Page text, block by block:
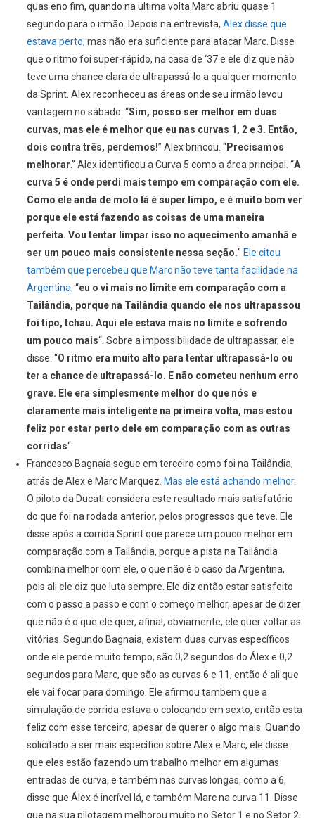
quas eno fim, quando na ultima volta Marc abriu quase 1
segundo para o irmão. Depois na entrevista, Alex disse que
estava perto, mas não era suficiente para atacar Marc. Disse
que o ritmo foi super-rápido, na casa de ‘37 e ele diz que não
teve uma chance clara de ultrapassá-lo a qualquer momento
da Sprint. Alex reconheceu as áreas onde seu irmão levou
vantagem no sábado: “Sim, posso ser melhor em duas
curvas, mas ele é melhor que eu nas curvas 1, 2 e 3. Então,
dois contra três, perdemos!” Alex brincou. “Precisamos
melhorar.” Alex identificou a Curva 5 como a área principal. “A
curva 5 é onde perdi mais tempo em comparação com ele.
Como ele anda de moto lá é super limpo, e é muito bom ver
porque ele está fazendo as coisas de uma maneira
perfeita. Vou tentar limpar isso no aquecimento amanhã e
ser um pouco mais consistente nessa seção.” Ele citou
também que percebeu que Marc não teve tanta facilidade na
Argentina: “eu o vi mais no limite em comparação com a
Tailândia, porque na Tailândia quando ele nos ultrapassou
foi tipo, tchau. Aqui ele estava mais no limite e sofrendo
um pouco mais“. Sobre a impossibilidade de ultrapassar, ele
disse: “O ritmo era muito alto para tentar ultrapassá-lo ou
ter a chance de ultrapassá-lo. E não cometeu nenhum erro
grave. Ele era simplesmente melhor do que nós e
claramente mais inteligente na primeira volta, mas estou
feliz por estar perto dele em comparação com as outras
corridas“.
Francesco Bagnaia segue em terceiro como foi na Tailândia,
atrás de Alex e Marc Marquez. Mas ele está achando melhor.
O piloto da Ducati considera este resultado mais satisfatório
do que foi na rodada anterior, pelos progressos que teve. Ele
disse após a corrida Sprint que parece um pouco melhor em
comparação com a Tailândia, porque a pista na Tailândia
combina melhor com ele, o que não é o caso da Argentina,
pois ali ele diz que luta sempre. Ele diz então estar satisfeito
com o passo a passo e com o começo melhor, apesar de dizer
que não é o que ele quer, afinal, obviamente, ele quer voltar as
vitórias. Segundo Bagnaia, existem duas curvas específicos
onde ele perde muito tempo, são 0,2 segundos do Álex e 0,2
segundos para Marc, que são as curvas 6 e 11, então é ali que
ele vai focar para domingo. Ele afirmou tambem que a
simulação de corrida estava o colocando em sexto, então esta
feliz com esse terceiro, apesar de querer o algo mais. Quando
solicitado a ser mais específico sobre Alex e Marc, ele disse
que eles estão fazendo um trabalho melhor em algumas
entradas de curva, e também nas curvas longas, como a 6,
disse que Álex é incrível lá, e também Marc na curva 11. Disse
que na sua pilotagem melhorou muito no Setor 1 e no Setor 2,